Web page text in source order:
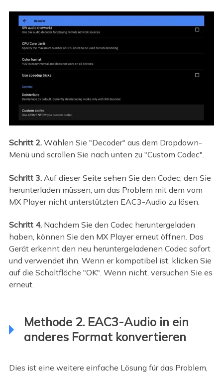
Schritt 2. Wählen Sie "Decoder" aus dem Dropdown-
Menü und scrollen Sie nach unten zu "Custom Codec".
Schritt 3. Auf dieser Seite sehen Sie den Codec, den Sie
herunterladen müssen, um das Problem mit dem vom
MX Player nicht unterstützten EAC3-Audio zu lösen.
Schritt 4. Nachdem Sie den Codec heruntergeladen
haben, können Sie den MX Player erneut öffnen. Das
Gerät erkennt den neu heruntergeladenen Codec sofort
und verwendet ihn. Wenn er kompatibel ist, klicken Sie
auf die Schaltfläche "OK". Wenn nicht, versuchen Sie es
erneut.
Methode 2. EAC3-Audio in ein
anderes Format konvertieren
Dies ist eine weitere einfache Lösung für das Problem,